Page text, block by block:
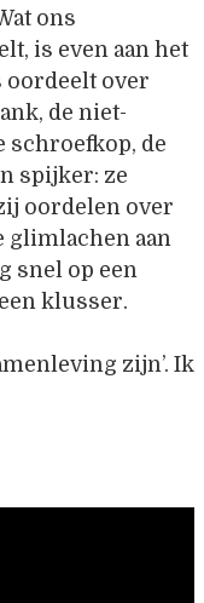
ons
is even aan het
oordeelt over
de niet-
schroefkop, de
spijker: ze
oordelen over
glimlachen aan
snel op een
klusser.
zijn’. Ik